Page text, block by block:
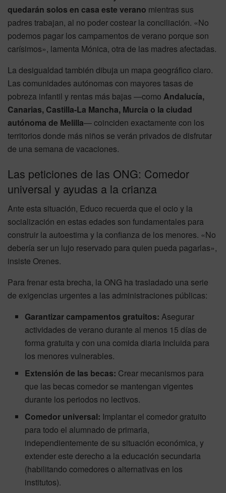
quedarán solos en casa este verano mientras sus
padres trabajan, al no poder costear la conciliación. «No
podemos pagar los campamentos de verano porque son
carísimos», lamenta Mónica, otra de las madres afectadas.
La desigualdad también dibuja un mapa geográfico claro.
Las comunidades autónomas con mayores tasas de
pobreza infantil y rentas más bajas —como Andalucía,
Canarias, Castilla-La Mancha, Murcia o la ciudad
autónoma de Melilla— coinciden exactamente con los
territorios donde más niños se verán privados de disfrutar
de una semana de vacaciones.
Las peticiones de las ONG: Comedor
universal y ayudas a la crianza
Ante esta situación, Educo recuerda que el ocio y la
socialización en estas edades son fundamentales para
construir la autoestima y la confianza de los menores. «No
debería ser un lujo reservado para quien pueda pagarlas»,
insiste Orenes.
Para frenar esta brecha, la ONG ha trasladado una serie
de exigencias urgentes a las administraciones públicas:
Garantizar campamentos gratuitos: Asegurar
actividades de verano durante al menos 15 días de
forma gratuita y con una comida diaria incluida para
los menores vulnerables.
Extensión de las becas: Crear mecanismos para
que las becas comedor se mantengan vigentes
durante los periodos no lectivos.
Comedor universal: Implantar el comedor gratuito
para todo el alumnado de primaria,
independientemente de su situación económica, y
extender este derecho a la educación secundaria
(habilitando comedores o alternativas en los
institutos).